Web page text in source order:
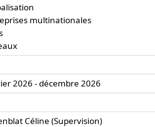
multinationales
2026 - décembre 2026
Céline (Supervision)